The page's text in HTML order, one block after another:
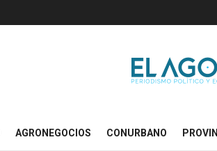
AGRONEGOCIOS CONURBANO